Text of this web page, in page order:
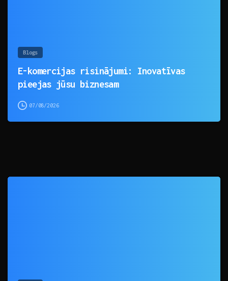
Blogs
E-komercijas risinājumi: Inovatīvas
pieejas jūsu biznesam
07/08/2026